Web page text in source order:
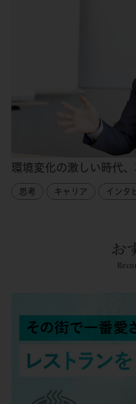
環境変化の激しい時代
思考 キャリア インタ
お